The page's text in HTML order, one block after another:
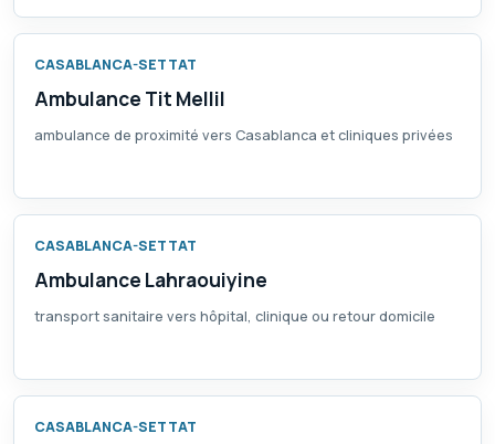
CASABLANCA-SETTAT
Ambulance Tit Mellil
ambulance de proximité vers Casablanca et cliniques privées
CASABLANCA-SETTAT
Ambulance Lahraouiyine
transport sanitaire vers hôpital, clinique ou retour domicile
CASABLANCA-SETTAT